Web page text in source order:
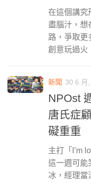
在這個講究
盡腦汁，想
路，爭取更
創意玩過火
新聞 30 6 月
NPOst
唐氏症
礙重重
主打「I’m
這一週可能
冰，經理當